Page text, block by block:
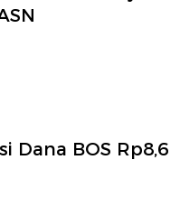
Dana BOS Rp8,6